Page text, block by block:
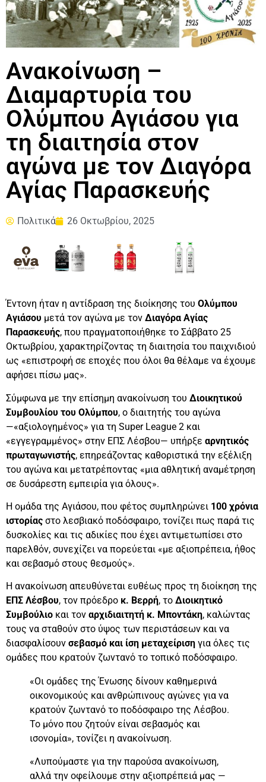
Ανακοίνωση –
Διαμαρτυρία του
Ολύμπου Αγιάσου για
τη διαιτησία στον
αγώνα με τον Διαγόρα
Αγίας Παρασκευής
Πολιτικά 26 Οκτωβρίου, 2025
Έντονη ήταν η αντίδραση της διοίκησης του Ολύμπου
Αγιάσου μετά τον αγώνα με τον Διαγόρα Αγίας
Παρασκευής, που πραγματοποιήθηκε το Σάββατο 25
Οκτωβρίου, χαρακτηρίζοντας τη διαιτησία του παιχνιδιού
ως «επιστροφή σε εποχές που όλοι θα θέλαμε να έχουμε
αφήσει πίσω μας».
Σύμφωνα με την επίσημη ανακοίνωση του Διοικητικού
Συμβουλίου του Ολύμπου, ο διαιτητής του αγώνα
—«αξιολογημένος» για τη Super League 2 και
«εγγεγραμμένος» στην ΕΠΣ Λέσβου— υπήρξε αρνητικός
πρωταγωνιστής, επηρεάζοντας καθοριστικά την εξέλιξη
του αγώνα και μετατρέποντας «μια αθλητική αναμέτρηση
σε δυσάρεστη εμπειρία για όλους».
Η ομάδα της Αγιάσου, που φέτος συμπληρώνει 100 χρόνια
ιστορίας στο λεσβιακό ποδόσφαιρο, τονίζει πως παρά τις
δυσκολίες και τις αδικίες που έχει αντιμετωπίσει στο
παρελθόν, συνεχίζει να πορεύεται «με αξιοπρέπεια, ήθος
και σεβασμό στους θεσμούς».
Η ανακοίνωση απευθύνεται ευθέως προς τη διοίκηση της
ΕΠΣ Λέσβου, τον πρόεδρο κ. Βερρή, το Διοικητικό
Συμβούλιο και τον αρχιδιαιτητή κ. Μποντάκη, καλώντας
τους να σταθούν στο ύψος των περιστάσεων και να
διασφαλίσουν σεβασμό και ίση μεταχείριση για όλες τις
ομάδες που κρατούν ζωντανό το τοπικό ποδόσφαιρο.
«Οι ομάδες της Ένωσης δίνουν καθημερινά
οικονομικούς και ανθρώπινους αγώνες για να
κρατούν ζωντανό το ποδόσφαιρο της Λέσβου.
Το μόνο που ζητούν είναι σεβασμός και
ισονομία», τονίζει η ανακοίνωση.
«Λυπούμαστε για την παρούσα ανακοίνωση,
αλλά την οφείλουμε στην αξιοπρέπειά μας —